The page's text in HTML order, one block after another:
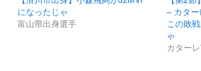
になったじゃ
富山県出身選手
– カタ
この敗
ゃ
カター